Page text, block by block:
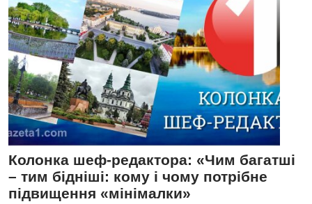
Колонка шеф-редактора: «Чим багатші
– тим бідніші: кому і чому потрібне
підвищення «мінімалки»